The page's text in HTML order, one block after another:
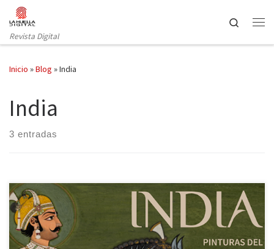
Saltar al contenido
Revista Digital
Search
Inicio »Blog »India
India
3 entradas